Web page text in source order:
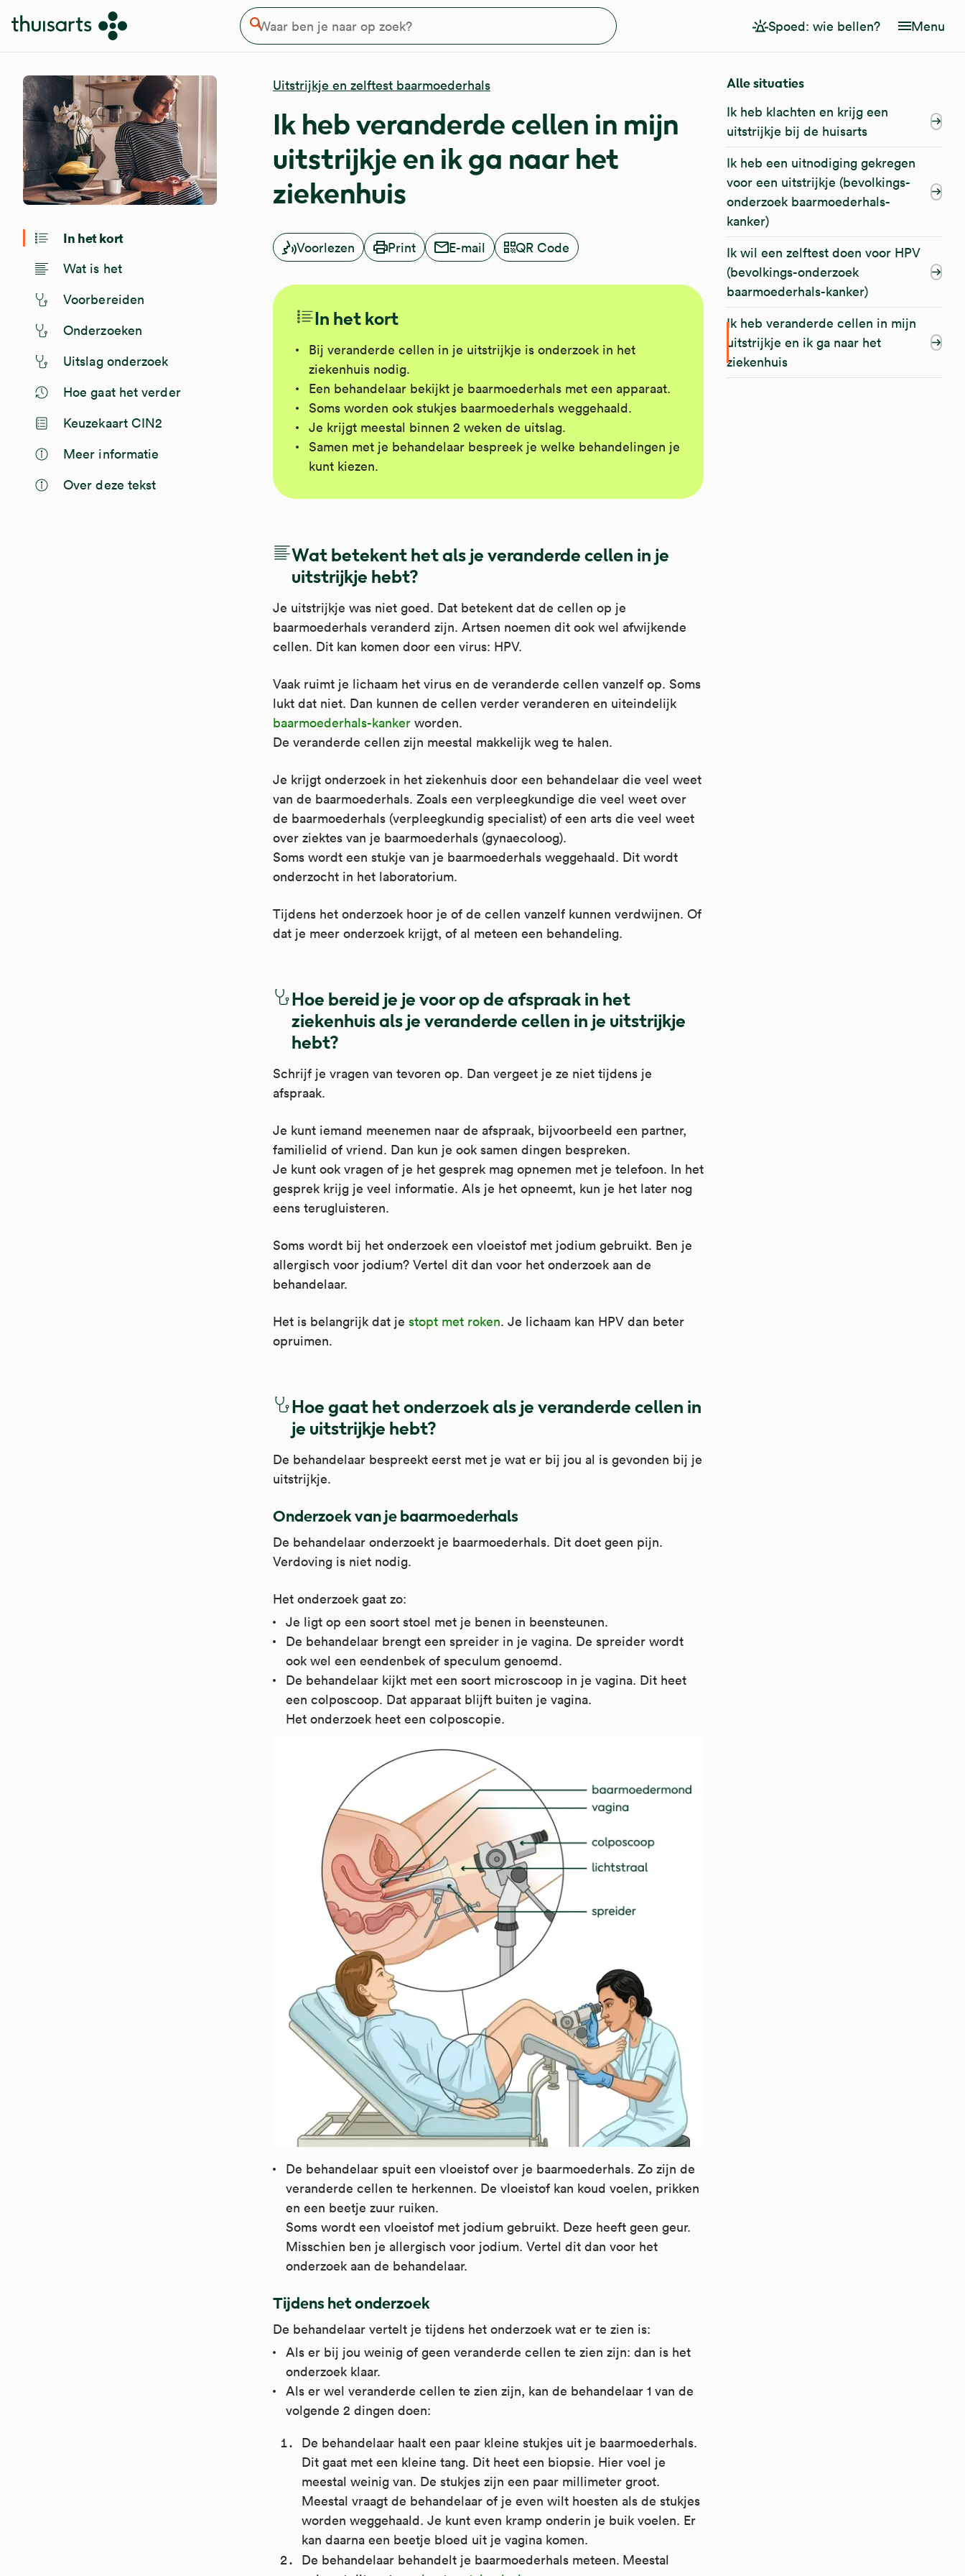
Overslaan en naar de inhoud gaan Waar ben je naar op zoek?
Zoeken Spoed: wie bellen? Menu
Uitstrijkje en zelftest baarmoederhals
Ik heb veranderde cellen in mijn
uitstrijkje en ik ga naar het
ziekenhuis
In het kort
Wat is het
Voorbereiden
Onderzoeken
Uitslag onderzoek
Hoe gaat het verder
Keuzekaart CIN2
Meer informatie
Over deze tekst
Voorlezen Print E-mail QR Code
In het kort
Bij veranderde cellen in je uitstrijkje is onderzoek in het
ziekenhuis nodig.
Een behandelaar bekijkt je baarmoederhals met een apparaat.
Soms worden ook stukjes baarmoederhals weggehaald.
Je krijgt meestal binnen 2 weken de uitslag.
Samen met je behandelaar bespreek je welke behandelingen je
kunt kiezen.
Wat betekent het als je veranderde cellen in je
uitstrijkje hebt?
Je uitstrijkje was niet goed. Dat betekent dat de cellen op je
baarmoederhals veranderd zijn. Artsen noemen dit ook wel afwijkende
cellen. Dit kan komen door een virus: HPV.
Vaak ruimt je lichaam het virus en de veranderde cellen vanzelf op. Soms
lukt dat niet. Dan kunnen de cellen verder veranderen en uiteindelijk
baarmoederhals-kanker worden.
De veranderde cellen zijn meestal makkelijk weg te halen.
Je krijgt onderzoek in het ziekenhuis door een behandelaar die veel weet
van de baarmoederhals. Zoals een verpleegkundige die veel weet over
de baarmoederhals (verpleegkundig specialist) of een arts die veel weet
over ziektes van je baarmoederhals (gynaecoloog).
Soms wordt een stukje van je baarmoederhals weggehaald. Dit wordt
onderzocht in het laboratorium.
Tijdens het onderzoek hoor je of de cellen vanzelf kunnen verdwijnen. Of
dat je meer onderzoek krijgt, of al meteen een behandeling.
Hoe bereid je je voor op de afspraak in het
ziekenhuis als je veranderde cellen in je uitstrijkje
hebt?
Schrijf je vragen van tevoren op. Dan vergeet je ze niet tijdens je
afspraak.
Je kunt iemand meenemen naar de afspraak, bijvoorbeeld een partner,
familielid of vriend. Dan kun je ook samen dingen bespreken.
Je kunt ook vragen of je het gesprek mag opnemen met je telefoon. In het
gesprek krijg je veel informatie. Als je het opneemt, kun je het later nog
eens terugluisteren.
Soms wordt bij het onderzoek een vloeistof met jodium gebruikt. Ben je
allergisch voor jodium? Vertel dit dan voor het onderzoek aan de
behandelaar.
Het is belangrijk dat je stopt met roken. Je lichaam kan HPV dan beter
opruimen.
Hoe gaat het onderzoek als je veranderde cellen in
je uitstrijkje hebt?
De behandelaar bespreekt eerst met je wat er bij jou al is gevonden bij je
uitstrijkje.
Onderzoek van je baarmoederhals
De behandelaar onderzoekt je baarmoederhals. Dit doet geen pijn.
Verdoving is niet nodig.
Het onderzoek gaat zo:
Je ligt op een soort stoel met je benen in beensteunen.
De behandelaar brengt een spreider in je vagina. De spreider wordt
ook wel een eendenbek of speculum genoemd.
De behandelaar kijkt met een soort microscoop in je vagina. Dit heet
een colposcoop. Dat apparaat blijft buiten je vagina.
Het onderzoek heet een colposcopie.
De behandelaar spuit een vloeistof over je baarmoederhals. Zo zijn de
veranderde cellen te herkennen. De vloeistof kan koud voelen, prikken
en een beetje zuur ruiken.
Soms wordt een vloeistof met jodium gebruikt. Deze heeft geen geur.
Misschien ben je allergisch voor jodium. Vertel dit dan voor het
onderzoek aan de behandelaar.
Tijdens het onderzoek
De behandelaar vertelt je tijdens het onderzoek wat er te zien is:
Als er bij jou weinig of geen veranderde cellen te zien zijn: dan is het
onderzoek klaar.
Als er wel veranderde cellen te zien zijn, kan de behandelaar 1 van de
volgende 2 dingen doen:
De behandelaar haalt een paar kleine stukjes uit je baarmoederhals.
Dit gaat met een kleine tang. Dit heet een biopsie. Hier voel je
meestal weinig van. De stukjes zijn een paar millimeter groot.
Meestal vraagt de behandelaar of je even wilt hoesten als de stukjes
worden weggehaald. Je kunt even kramp onderin je buik voelen. Er
kan daarna een beetje bloed uit je vagina komen.
De behandelaar behandelt je baarmoederhals meteen. Meestal
Alle situaties
Ik heb klachten en krijg een
uitstrijkje bij de huisarts
Ik heb een uitnodiging gekregen
voor een uitstrijkje (bevolkings-
onderzoek baarmoederhals-
kanker)
Ik wil een zelftest doen voor HPV
(bevolkings-onderzoek
baarmoederhals-kanker)
Ik heb veranderde cellen in mijn
uitstrijkje en ik ga naar het
ziekenhuis